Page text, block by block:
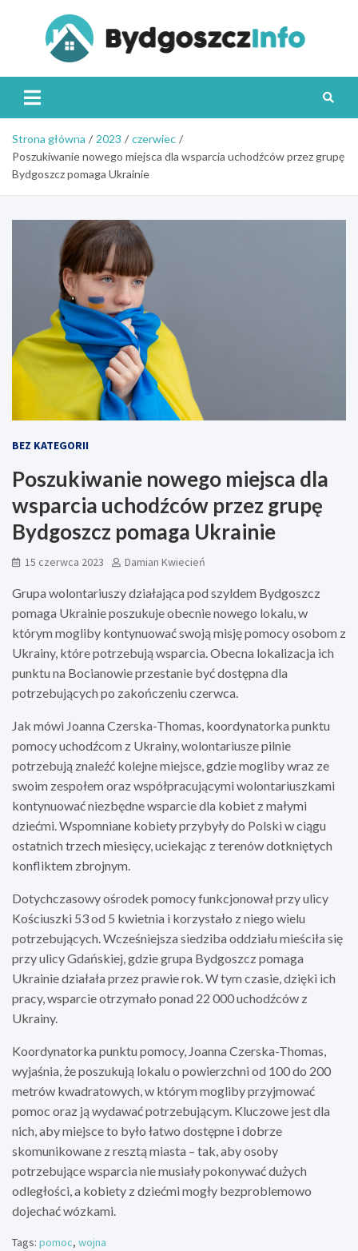
Strona główna 2023
czerwiec
Poszukiwanie nowego miejsca dla wsparcia uchodźców przez grupę
Bydgoszcz pomaga Ukrainie
BEZ KATEGORII
Poszukiwanie nowego miejsca dla
wsparcia uchodźców przez grupę
Bydgoszcz pomaga Ukrainie
15 czerwca 2023 Damian Kwiecień
Grupa wolontariuszy działająca pod szyldem Bydgoszcz
pomaga Ukrainie poszukuje obecnie nowego lokalu, w
którym mogliby kontynuować swoją misję pomocy osobom z
Ukrainy, które potrzebują wsparcia. Obecna lokalizacja ich
punktu na Bocianowie przestanie być dostępna dla
potrzebujących po zakończeniu czerwca.
Jak mówi Joanna Czerska-Thomas, koordynatorka punktu
pomocy uchodźcom z Ukrainy, wolontariusze pilnie
potrzebują znaleźć kolejne miejsce, gdzie mogliby wraz ze
swoim zespołem oraz współpracującymi wolontariuszkami
kontynuować niezbędne wsparcie dla kobiet z małymi
dziećmi. Wspomniane kobiety przybyły do Polski w ciągu
ostatnich trzech miesięcy, uciekając z terenów dotkniętych
konfliktem zbrojnym.
Dotychczasowy ośrodek pomocy funkcjonował przy ulicy
Kościuszki 53 od 5 kwietnia i korzystało z niego wielu
potrzebujących. Wcześniejsza siedziba oddziału mieściła się
przy ulicy Gdańskiej, gdzie grupa Bydgoszcz pomaga
Ukrainie działała przez prawie rok. W tym czasie, dzięki ich
pracy, wsparcie otrzymało ponad 22 000 uchodźców z
Ukrainy.
Koordynatorka punktu pomocy, Joanna Czerska-Thomas,
wyjaśnia, że poszukują lokalu o powierzchni od 100 do 200
metrów kwadratowych, w którym mogliby przyjmować
pomoc oraz ją wydawać potrzebującym. Kluczowe jest dla
nich, aby miejsce to było łatwo dostępne i dobrze
skomunikowane z resztą miasta – tak, aby osoby
potrzebujące wsparcia nie musiały pokonywać dużych
odległości, a kobiety z dziećmi mogły bezproblemowo
dojechać wózkami.
Tags: pomoc, wojna